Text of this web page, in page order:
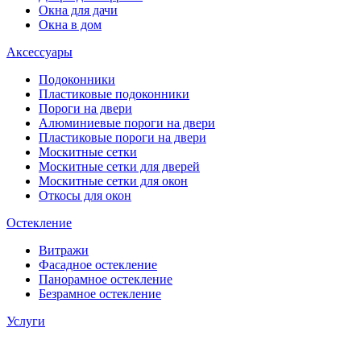
Окна для дачи
Окна в дом
Аксессуары
Подоконники
Пластиковые подоконники
Пороги на двери
Алюминиевые пороги на двери
Пластиковые пороги на двери
Москитные сетки
Москитные сетки для дверей
Москитные сетки для окон
Откосы для окон
Остекление
Витражи
Фасадное остекление
Панорамное остекление
Безрамное остекление
Услуги